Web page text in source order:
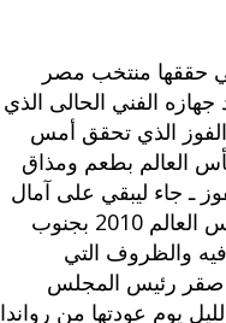
حققها منتخب مصر
الفني الحالى الذي
حسن شحاتة‮ ‬،‮ ‬جاء الفوز الذي تحقق أمس
العالم بطعم ومذاق
الفوز ـ جاء ليبقي على آمال
منتخب مصر نحو الوصول الى كأس العالم‮ ‬2010‮ ‬بجنوب
جاء فيه والظروف التي
حسن صقر رئيس المجلس